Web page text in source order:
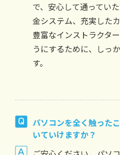
で、安心して通ってい
金システム、充実した
豊富なインストラクタ
うにするために、しっ
す。
パソコンを全く触った
いていけますか？